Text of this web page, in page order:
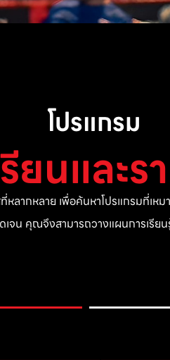
โปรแกรม
ยนและ
หลากหลาย เพื่อค้นหาโปรแกรมที่เ
เจน คุณจึงสามารถวางแผนการเรี